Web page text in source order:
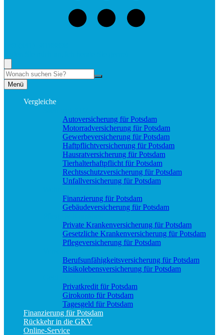
Suche
Menü
Vergleiche
Autoversicherung für Potsdam
Motorradversicherung für Potsdam
Gewerbeversicherung für Potsdam
Haftpflichtversicherung für Potsdam
Hausratversicherung für Potsdam
Tierhalterhaftpflicht für Potsdam
Rechtsschutzversicherung für Potsdam
Unfallversicherung für Potsdam
Finanzierung für Potsdam
Gebäudeversicherung für Potsdam
Private Krankenversicherung für Potsdam
Gesetzliche Krankenversicherung für Potsdam
Pflegeversicherung für Potsdam
Berufs­unfähigkeitsversicherung für Potsdam
Risikolebensversicherung für Potsdam
Privatkredit für Potsdam
Girokonto für Potsdam
Tagesgeld für Potsdam
Finanzierung für Potsdam
Rückkehr in die GKV
Online-Service